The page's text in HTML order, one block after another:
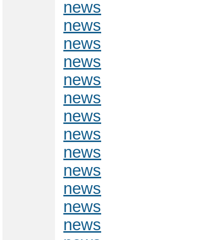
news
news
news
news
news
news
news
news
news
news
news
news
news